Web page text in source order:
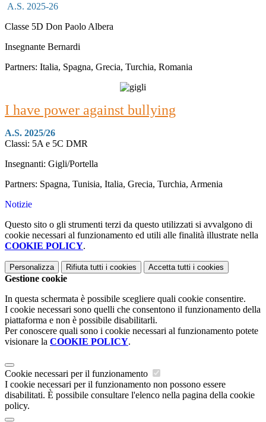
A.S. 2025-26
Classe 5D Don Paolo Albera
Insegnante Bernardi
Partners: Italia, Spagna, Grecia, Turchia, Romania
I have power against bullying
A.S. 2025/26
Classi: 5A e 5C DMR
Insegnanti: Gigli/Portella
Partners: Spagna, Tunisia, Italia, Grecia, Turchia, Armenia
Notizie
Questo sito o gli strumenti terzi da questo utilizzati si avvalgono di
cookie necessari al funzionamento ed utili alle finalità illustrate nella
COOKIE POLICY.
Personalizza Rifiuta tutti i cookies Accetta tutti i cookies
Gestione cookie
In questa schermata è possibile scegliere quali cookie consentire.
I cookie necessari sono quelli che consentono il funzionamento della
piattaforma e non è possibile disabilitarli.
Per conoscere quali sono i cookie necessari al funzionamento potete
visionare la COOKIE POLICY.
Cookie necessari per il funzionamento
I cookie necessari per il funzionamento non possono essere
disabilitati. È possibile consultare l'elenco nella pagina della cookie
policy.